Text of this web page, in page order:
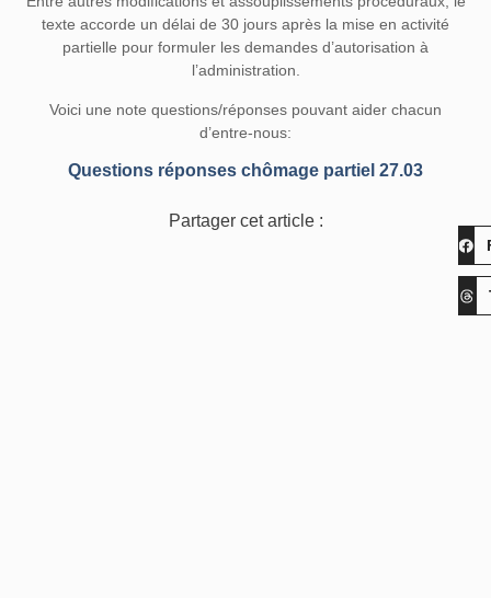
texte accorde un délai de 30 jours après la mise en activité
partielle pour formuler les demandes d’autorisation à
l’administration.
Voici une note questions/réponses pouvant aider chacun
d’entre-nous:
Questions réponses chômage partiel 27.03
Partager cet article :